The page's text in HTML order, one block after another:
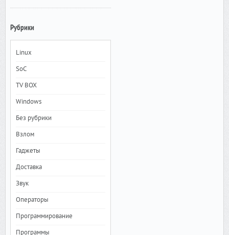
Рубрики
Linux
SoC
TV BOX
Windows
Без рубрики
Взлом
Гаджеты
Доставка
Звук
Операторы
Программирование
Программы